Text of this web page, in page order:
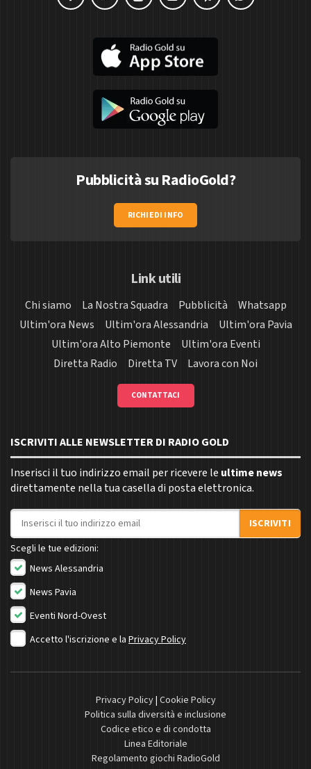
Pubblicità su RadioGold?
RICHIEDI INFO
Link utili
Chi siamo La Nostra Squadra Pubblicità
Whatsapp
Ultim'ora News
Ultim'ora Alessandria
Ultim'ora Pavia
Ultim'ora Alto Piemonte
Ultim'ora Eventi
Diretta Radio
Diretta TV Lavora con Noi
CONTATTACI
ISCRIVITI ALLE NEWSLETTER DI RADIO GOLD
Inserisci il tuo indirizzo email per ricevere le ultime news
direttamente nella tua casella di posta elettronica.
Indirizzo email
ISCRIVITI
Scegli le tue edizioni:
News Alessandria
News Pavia
Eventi Nord-Ovest
Accetto l'iscrizione e la Privacy Policy
Privacy Policy| Cookie Policy
Politica sulla diversità e inclusione
Codice etico e di condotta
Linea Editoriale
Regolamento giochi RadioGold